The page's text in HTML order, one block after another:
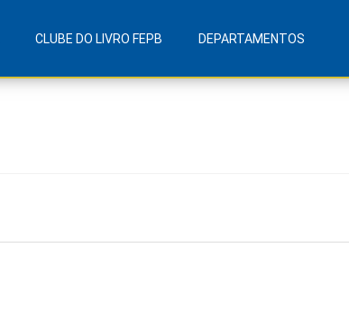
CLUBE DO LIVRO FEPB DEPARTAMENTOS